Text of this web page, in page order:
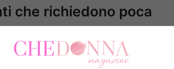
che richiedono poca
c’è ilFicus Elastica. Si tratta, infatti,